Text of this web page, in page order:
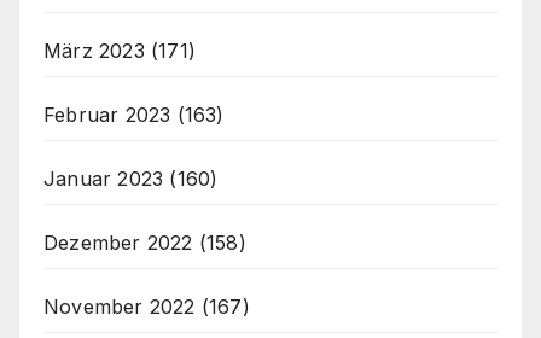
März 2023 (171)
Februar 2023 (163)
Januar 2023 (160)
Dezember 2022 (158)
November 2022 (167)